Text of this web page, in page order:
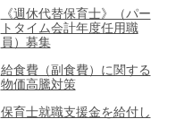
《週休代替保育士》（パー
トタイム会計年度任用職
員）募集
給食費（副食費）に関する
物価高騰対策
保育士就職支援金を給付し